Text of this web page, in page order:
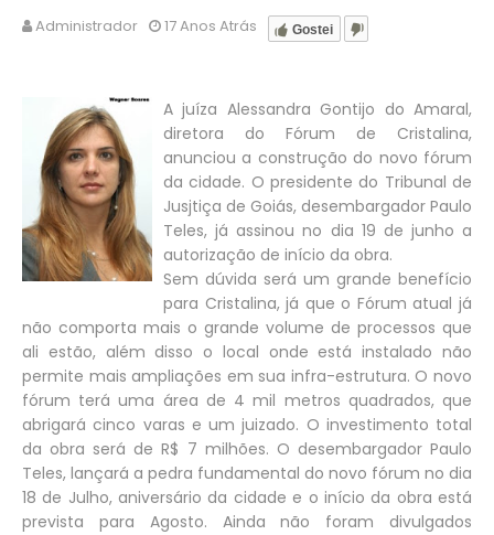
Administrador Gostei
17 Anos Atrás
A juíza Alessandra Gontijo do Amaral,
diretora do Fórum de Cristalina,
anunciou a construção do novo fórum
da cidade. O presidente do Tribunal de
Jusjtiça de Goiás, desembargador Paulo
Teles, já assinou no dia 19 de junho a
autorização de início da obra.
Sem dúvida será um grande benefício
para Cristalina, já que o Fórum atual já
não comporta mais o grande volume de processos que
ali estão, além disso o local onde está instalado não
permite mais ampliações em sua infra-estrutura. O novo
fórum terá uma área de 4 mil metros quadrados, que
abrigará cinco varas e um juizado. O investimento total
da obra será de R$ 7 milhões. O desembargador Paulo
Teles, lançará a pedra fundamental do novo fórum no dia
18 de Julho, aniversário da cidade e o início da obra está
prevista para Agosto. Ainda não foram divulgados